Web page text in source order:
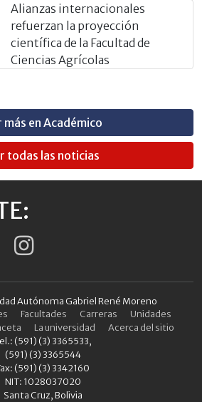
Alianzas internacionales
refuerzan la proyección
científica de la Facultad de
Ciencias Agrícolas
más en Académico
todas las noticias
Autónoma Gabriel René Moreno
Facultades Carreras
Unidades
La universidad
Acerca del sitio
(591) (3) 3365533,
(591) (3) 3365544
(591) (3) 3342160
NIT: 1028037020
Santa Cruz, Bolivia